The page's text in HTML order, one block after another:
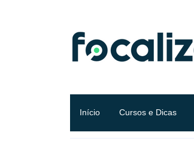
Início Cursos e Dicas